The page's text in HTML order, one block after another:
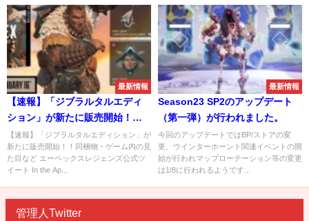
最新情報
【速報】「ジブラルタルエディ
ション」が新たに販売開始！！
同梱物・ゲーム内の見た目など
【速報】「ジブラルタルエディション」が
新たに販売開始！！同梱物・ゲーム内の見
た目など エーペックスレジェンズ公式ツ
イート In the Ap...
最新情報
Season23 SP2のアップデート
（第一弾）が行われました。
今回のアップデートではBP/ストアの変
更、ウインターホーント関連イベントの開
始が行われマップローテーション等の変更
は1/8に行われるようです...
管理人Twitter